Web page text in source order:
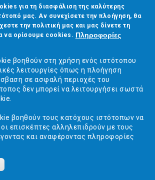
10683
πμ - 2:00 μμ
για τη διασφάλιση της καλύτερης
μας. Αν συνεχίσετε την πλοήγηση, θα
την πολιτική μας και μας δίνετε τη
να ορίσουμε cookies. Πληροφορίες
βοηθούν στη χρήση ενός ιστότοπου
λειτουργίες όπως η πλοήγηση
σε ασφαλή περιοχές του
δεν μπορεί να λειτουργήσει σωστά
βοηθούν τους κατόχους ιστότοπων να
επισκέπτες αλληλεπιδρούν με τους
και αναφέροντας πληροφορίες